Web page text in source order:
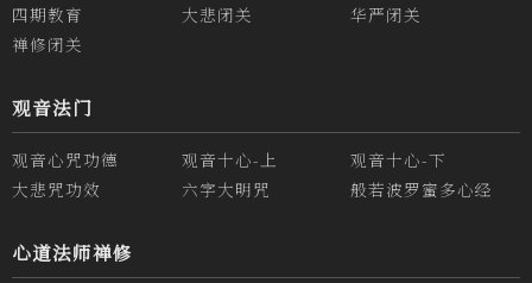
四期教育
大悲闭关
华严闭关
禅修闭关
观音法门
观音心咒功德 观音十心-上
观音十心-下
大悲咒功效
六字大明咒 般若波罗蜜多心经
心道法师禅修